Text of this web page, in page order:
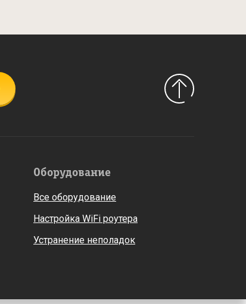
Оборудование
Все оборудование
Настройка WiFi роутера
Устранение неполадок